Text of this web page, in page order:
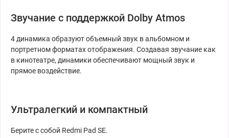
Звучание с поддержкой Dolby Atmos
4 динамика образуют объемный звук в альбомном и
портретном форматах отображения. Создавая звучание как
в кинотеатре, динамики обеспечивают мощный звук и
прямое воздействие.
Ультралегкий и компактный
Берите с собой Redmi Pad SE.